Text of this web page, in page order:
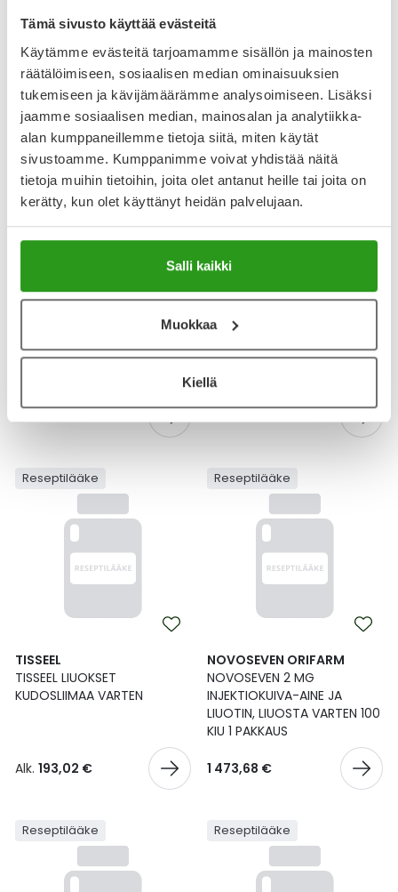
Tämä sivusto käyttää evästeitä
Käytämme evästeitä tarjoamamme sisällön ja mainosten
räätälöimiseen, sosiaalisen median ominaisuuksien
tukemiseen ja kävijämäärämme analysoimiseen. Lisäksi
jaamme sosiaalisen median, mainosalan ja analytiikka-
alan kumppaneillemme tietoja siitä, miten käytät
sivustoamme. Kumppanimme voivat yhdistää näitä
tietoja muihin tietoihin, joita olet antanut heille tai joita on
kerätty, kun olet käyttänyt heidän palvelujaan.
Salli kaikki
Muokkaa
Kiellä
Loppu
1 642,84 € 1 051,38 €
Reseptilääke
TRANEXAMIC ACID BAXTER
TRANEXAMIC ACID BAXTER
100 MG/ML
INJEKTIO-/INFUUSIONESTE,
Reseptilääke
HEMLIBRA INJEKTIONESTE,
Reseptilääke
TISSEEL
TISSEEL LIUOKSET
KUDOSLIIMAA VARTEN
Alk. 193,02 €
Reseptilääke
NOVOSEVEN ORIFARM
NOVOSEVEN 2 MG
INJEKTIOKUIVA-AINE JA
LIUOTIN, LIUOSTA VARTEN 100
KIU 1 PAKKAUS
1 473,68 €
Reseptilääke Reseptilääke